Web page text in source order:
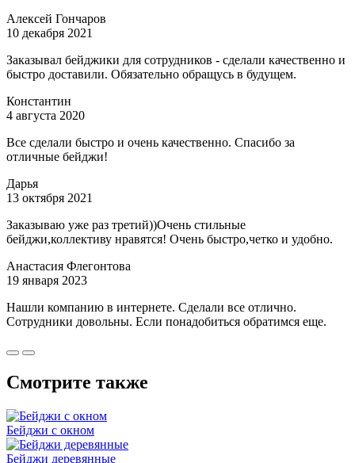
Алексей Гончаров
10 декабря 2021
Заказывал бейджики для сотрудников - сделали качественно и
быстро доставили. Обязательно обращусь в будущем.
Константин
4 августа 2020
Все сделали быстро и очень качественно. Спасибо за
отличные бейджи!
Дарья
13 октября 2021
Заказываю уже раз третий))Очень стильные
бейджи,коллективу нравятся! Очень быстро,четко и удобно.
Анастасия Флегонтова
19 января 2023
Нашли компанию в интернете. Сделали все отлично.
Сотрудники довольны. Если понадобиться обратимся еще.
Смотрите также
Бейджи с окном
Бейджи деревянные